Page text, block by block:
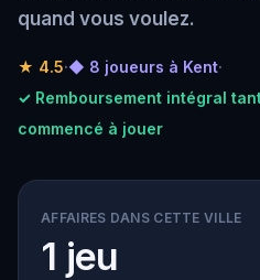
quand vous voulez.
★ 4.5·◆ 8 joueurs à Kent·
✓ Remboursement intégral
commencé à jouer
AFFAIRES DANS CETTE VILLE
1 jeu